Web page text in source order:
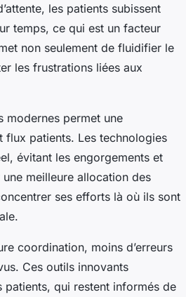
les patients subissent
temps, ce qui est un facteur
non seulement de fluidifier le
les frustrations liées aux
modernes permet une
flux patients. Les technologies
évitant les engorgements et
meilleure allocation des
ses efforts là où ils sont
coordination, moins d’erreurs
Ces outils innovants
qui restent informés de